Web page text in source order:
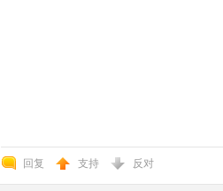
回复 支持 反对